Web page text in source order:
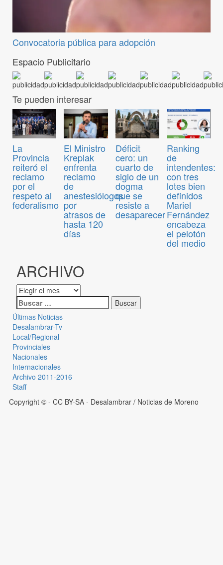
Convocatoria pública para adopción
Espacio Publicitario
Te pueden interesar
La
Provincia
reiteró el
reclamo
por el
respeto al
federalismo
El Ministro
Kreplak
enfrenta
reclamo
de
anestesiólogos
por
atrasos de
hasta 120
días
Déficit
cero: un
cuarto de
siglo de un
dogma
que se
resiste a
desaparecer
Ranking
de
intendentes:
con tres
lotes bien
definidos
Mariel
Fernández
encabeza
el pelotón
del medio
ARCHIVO
Últimas Noticias
Desalambrar-Tv
Local/Regional
Provinciales
Nacionales
Internacionales
Archivo 2011-2016
Staff
Copyright © - CC BY-SA - Desalambrar / Noticias de Moreno